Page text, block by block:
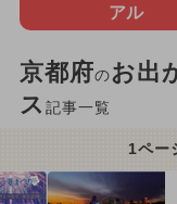
アル
京都府のお出
ス 記事一覧
1ペー